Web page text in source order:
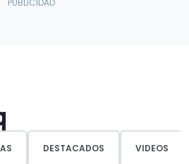
DESTACADOS VIDEOS